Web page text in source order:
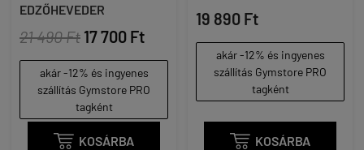
EDZŐHEVEDER
21 490 Ft 17 700 Ft
akár -12% és ingyenes
szállítás Gymstore PRO
tagként
 KOSÁRBA
19 890 Ft
akár -12% és ingyenes
szállítás Gymstore PRO
tagként
 KOSÁRBA